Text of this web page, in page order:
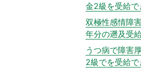
金2級を受給で
双極性感情障
年分の遡及受
うつ病で障害
2級でを受給で